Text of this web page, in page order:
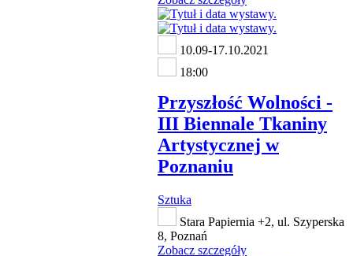
10.09-17.10.2021
18:00
Przyszłość Wolności -
III Biennale Tkaniny
Artystycznej w
Poznaniu
Sztuka
Stara Papiernia +2, ul. Szyperska
8, Poznań
Zobacz szczegóły